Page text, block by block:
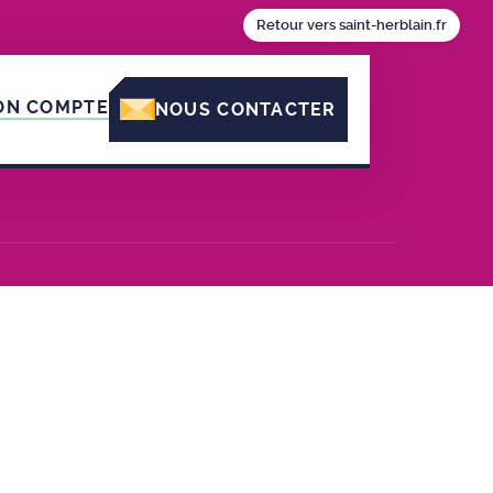
Retour vers saint-herblain.fr
COMPTE NOUS CONTACTER